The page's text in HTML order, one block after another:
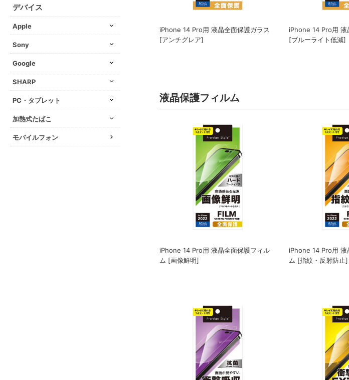
デバイス
Apple
Sony
Google
SHARP
PC・タブレット
加熱式たばこ
モバイルフォン
iPhone 14 Pro用 液晶全面保護ガラス
[アンチグレア]
iPhone 14 Pro用 液
[ブルーライト低減]
液晶保護フィルム
iPhone 14 Pro用 液晶全面保護フィル
ム [画像鮮明]
iPhone 14 Pro用 液
ム [指紋・反射防止]